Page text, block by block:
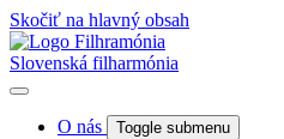
Skočiť na hlavný obsah
Slovenská filharmónia
O nás Toggle submenu